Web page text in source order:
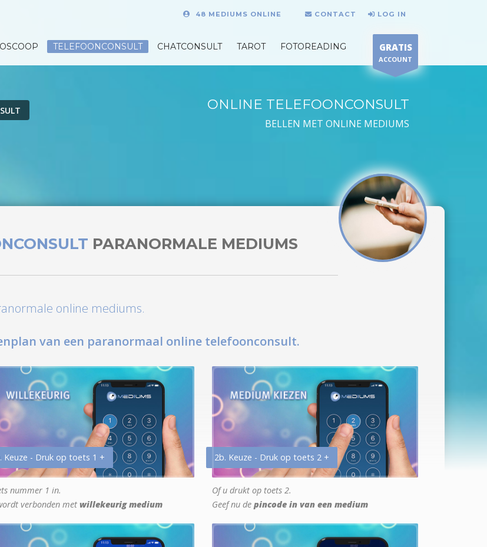
48 MEDIUMS ONLINE CONTACT LOG IN
TELEFOONCONSULT CHATCONSULT TAROT FOTOREADING GRATIS
ACCOUNT
ONLINE TELEFOONCONSULT
BELLEN MET ONLINE MEDIUMS
PARANORMALE MEDIUMS
online mediums.
van een paranormaal online telefoonconsult.
Keuze - Druk op toets 1 +
nummer 1 in.
verbonden met willekeurig medium
2b. Keuze - Druk op toets 2 +
Of u drukt op toets 2.
Geef nu de pincode in van een medium